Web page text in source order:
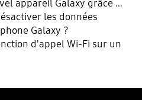
appareil Galaxy grâce à
les données
Galaxy ?
d'appel Wi-Fi sur un